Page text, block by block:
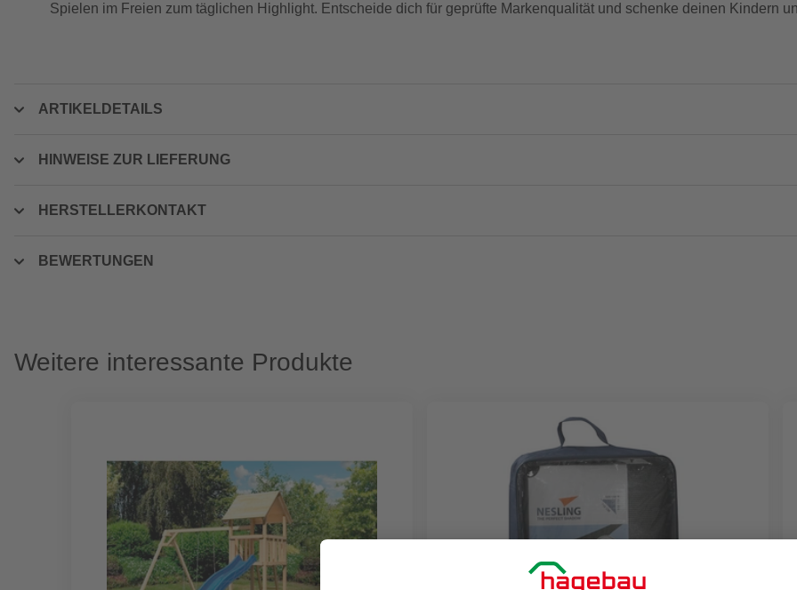
Spielen im Freien zum täglichen Highlight. Entscheide dich für geprüfte Markenqualität und schenke deinen Kindern
ARTIKELDETAILS
HINWEISE ZUR LIEFERUNG
HERSTELLERKONTAKT
BEWERTUNGEN
Weitere interessante Produkte